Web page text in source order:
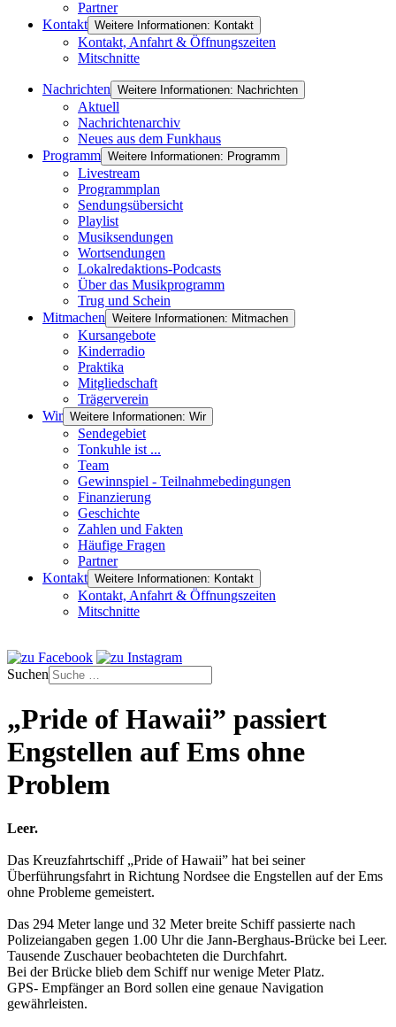
Partner
Kontakt Weitere Informationen: Kontakt
Kontakt, Anfahrt & Öffnungszeiten
Mitschnitte
Nachrichten Weitere Informationen: Nachrichten
Aktuell
Nachrichtenarchiv
Neues aus dem Funkhaus
Programm Weitere Informationen: Programm
Livestream
Programmplan
Sendungsübersicht
Playlist
Musiksendungen
Wortsendungen
Lokalredaktions-Podcasts
Über das Musikprogramm
Trug und Schein
Mitmachen Weitere Informationen: Mitmachen
Kursangebote
Kinderradio
Praktika
Mitgliedschaft
Trägerverein
Wir Weitere Informationen: Wir
Sendegebiet
Tonkuhle ist ...
Team
Gewinnspiel - Teilnahmebedingungen
Finanzierung
Geschichte
Zahlen und Fakten
Häufige Fragen
Partner
Kontakt Weitere Informationen: Kontakt
Kontakt, Anfahrt & Öffnungszeiten
Mitschnitte
Suchen
„Pride of Hawaii” passiert
Engstellen auf Ems ohne
Problem
Leer.
Das Kreuzfahrtschiff „Pride of Hawaii” hat bei seiner
Überführungsfahrt in Richtung Nordsee die Engstellen auf der Ems
ohne Probleme gemeistert.
Das 294 Meter lange und 32 Meter breite Schiff passierte nach
Polizeiangaben gegen 1.00 Uhr die Jann-Berghaus-Brücke bei Leer.
Tausende Zuschauer beobachteten die Durchfahrt.
Bei der Brücke blieb dem Schiff nur wenige Meter Platz.
GPS- Empfänger an Bord sollen eine genaue Navigation
gewährleisten.